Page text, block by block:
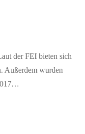
der FEI bieten sich
Außerdem wurden